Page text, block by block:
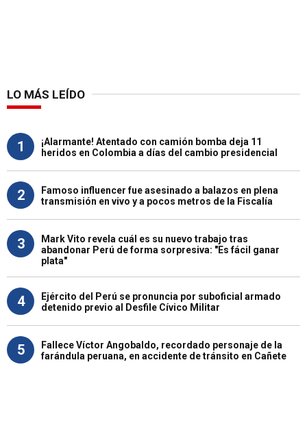
LO MÁS LEÍDO
1
¡Alarmante! Atentado con camión bomba deja 11
heridos en Colombia a días del cambio presidencial
2
Famoso influencer fue asesinado a balazos en plena
transmisión en vivo y a pocos metros de la Fiscalía
3
Mark Vito revela cuál es su nuevo trabajo tras
abandonar Perú de forma sorpresiva: "Es fácil ganar
plata"
4
Ejército del Perú se pronuncia por suboficial armado
detenido previo al Desfile Cívico Militar
5
Fallece Víctor Angobaldo, recordado personaje de la
farándula peruana, en accidente de tránsito en Cañete